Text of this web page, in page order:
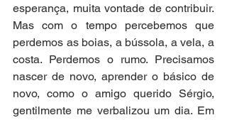
esperança, muita vontade de contribuir.
Mas com o tempo percebemos que
perdemos as boias, a bússola, a vela, a
costa. Perdemos o rumo. Precisamos
nascer de novo, aprender o básico de
novo, como o amigo querido Sérgio,
gentilmente me verbalizou um dia. Em